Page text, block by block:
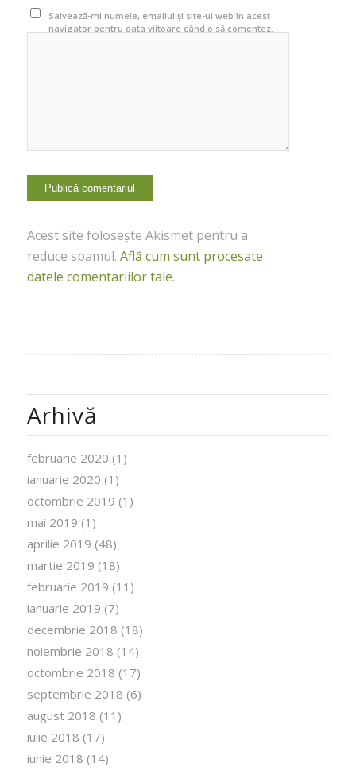
Salvează-mi numele, emailul și site-ul web în acest
navigator pentru data viitoare când o să comentez.
Acest site folosește Akismet pentru a
reduce spamul. Află cum sunt procesate
datele comentariilor tale.
Arhivă
februarie 2020 (1)
ianuarie 2020 (1)
octombrie 2019 (1)
mai 2019 (1)
aprilie 2019 (48)
martie 2019 (18)
februarie 2019 (11)
ianuarie 2019 (7)
decembrie 2018 (18)
noiembrie 2018 (14)
octombrie 2018 (17)
septembrie 2018 (6)
august 2018 (11)
iulie 2018 (17)
iunie 2018 (14)